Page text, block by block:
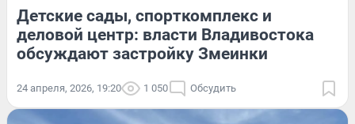
Детские сады, спорткомплекс и
деловой центр: власти Владивостока
обсуждают застройку Змеинки
24 апреля, 2026, 19:20 1 050 Обсудить